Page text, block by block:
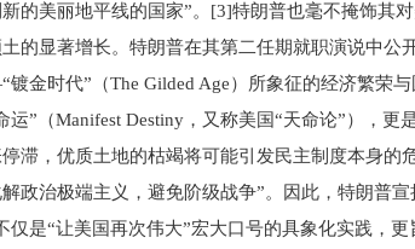
的美丽地平线的国家”。[3]特朗普也毫不掩饰其
的显著增长。特朗普在其第二任期就职演说中
金时代”（The Gilded Age）所象征的经济繁荣
运”（Manifest Destiny，又称美国“天命论”），
滞，优质土地的枯竭将可能引发民主制度本身的
政治极端主义，避免阶级战争”。因此，特朗普
仅是“让美国再次伟大”宏大口号的具象化实践，